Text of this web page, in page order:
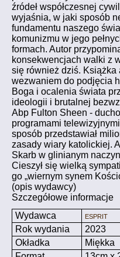
źródeł współczesnej
wyjaśnia, w jaki sposób
fundamentu naszego
komunizmu w jego
formach. Autor
konsekwencjach walki z
się również dziś. Książka
wezwaniem do podjęcia
Boga i ocalenia świata
ideologii i brutalnej
Abp Fulton Sheen -
programami
sposób przedstawiał
zasady wiary katolickiej.
Skarb w glinianym
Cieszył się wielką
go „wiernym synem
(opis wydawcy)
Szczegółowe informacje
Wydawca
Esprit
Rok wydania
2023
Okładka
Miękka